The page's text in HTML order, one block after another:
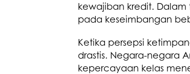
kewajiban kredit.
pada keseimbangan
Ketika persepsi
drastis. Negara-negara
kepercayaan kelas